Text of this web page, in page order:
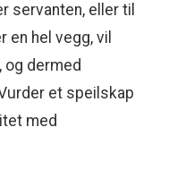
servanten, eller til
hel vegg, vil
dermed
et speilskap
med